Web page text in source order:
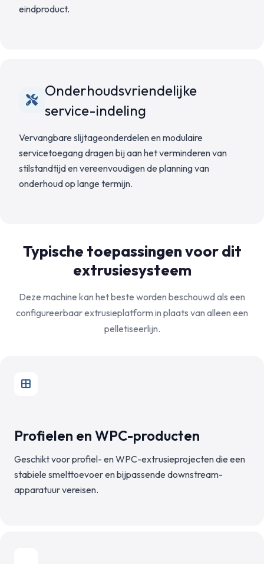
eindproduct.
Onderhoudsvriendelijke
service-indeling
Vervangbare slijtageonderdelen en modulaire
servicetoegang dragen bij aan het verminderen van
stilstandtijd en vereenvoudigen de planning van
onderhoud op lange termijn.
Typische toepassingen voor dit
extrusiesysteem
Deze machine kan het beste worden beschouwd als een
configureerbaar extrusieplatform in plaats van alleen een
pelletiseerlijn.
Profielen en WPC-producten
Geschikt voor profiel- en WPC-extrusieprojecten die een
stabiele smelttoevoer en bijpassende downstream-
apparatuur vereisen.